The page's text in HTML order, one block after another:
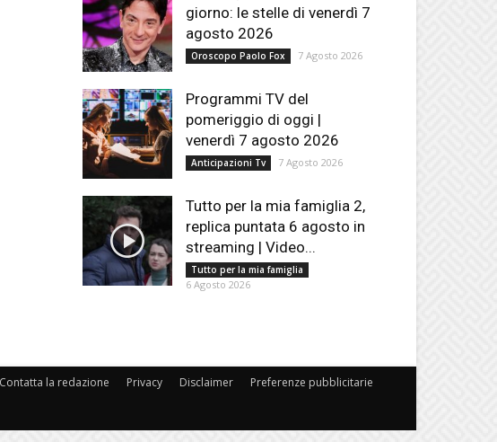
giorno: le stelle di venerdì 7
agosto 2026
Oroscopo Paolo Fox 7 Agosto 2026
Programmi TV del
pomeriggio di oggi |
venerdì 7 agosto 2026
Anticipazioni Tv 7 Agosto 2026
Tutto per la mia famiglia 2,
replica puntata 6 agosto in
streaming | Video...
Tutto per la mia famiglia
6 Agosto 2026
Contatta la redazione Privacy Disclaimer Preferenze pubblicitarie